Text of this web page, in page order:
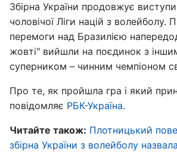
Збірна України продовжує виступи
чоловічої Ліги націй з волейболу.
перемоги над Бразилією
жовті" вийшли на поєдинок з
суперником – чинним чемпіоном
Про те, як пройшла гра і який
повідомляє РБК-Україна.
Читайте також: Плотницький
збірна України з волейболу